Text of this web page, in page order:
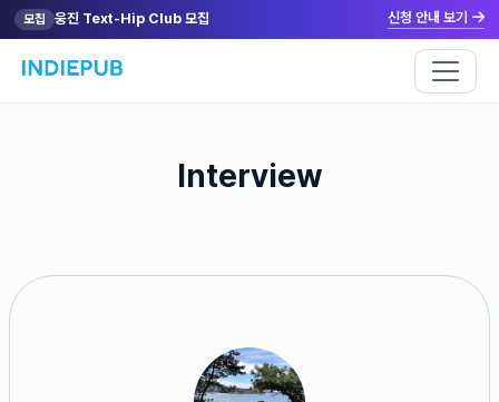
모집 웅진 Text-Hip Club 모집 신청 안내 보기
Interview